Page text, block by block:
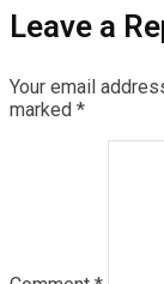
Leave a
Your email
marked *